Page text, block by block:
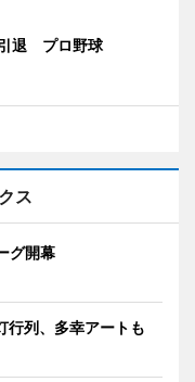
退 プロ野球
ス
グ開幕
列、多幸アートも